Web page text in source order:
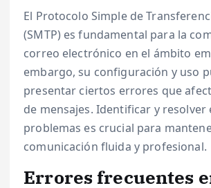
El Protocolo Simple de
(SMTP) es fundamental para la
correo electrónico en el ámbito
embargo, su configuración y uso
presentar ciertos errores que
de mensajes. Identificar y resolver
problemas es crucial para
comunicación fluida y profesional.
Errores frecuentes